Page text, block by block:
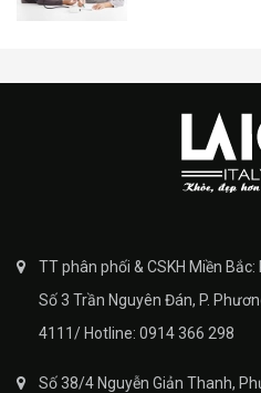
TT phân phối & CSKH Miền
Số 3 Trần Nguyên Đán, P.
4111/ Hotline: 0914 366 298
Số 38/4 Nguyễn Giản Thanh,